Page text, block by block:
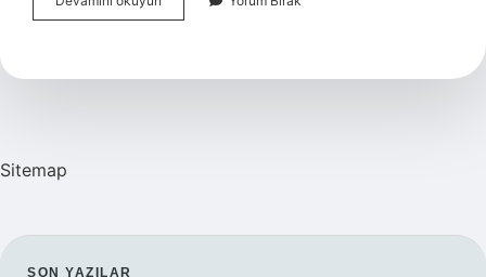
Ne
Sitemap
SON YAZILAR